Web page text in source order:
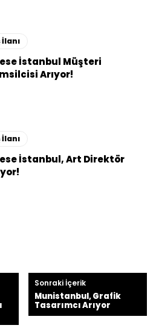
İlanı
İstanbul Müşteri
Arıyor!
İlanı
İstanbul, Art Direktör
Sonraki İçerik
Munistanbul, Grafik
Tasarımcı Arıyor